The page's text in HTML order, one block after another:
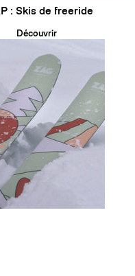
: Skis de freeride
Découvrir